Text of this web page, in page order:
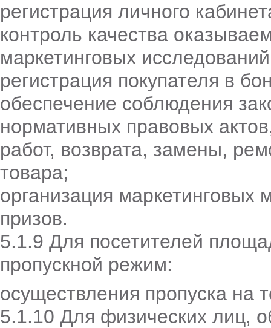
регистрация личного
контроль качества
маркетинговых
регистрация покупателя в
обеспечение соблюдения
нормативных правовых
работ, возврата, замены,
товара;
организация
призов.
5.1.9 Для посетителей
пропускной режим:
осуществления пропуска на
5.1.10 Для физических лиц,